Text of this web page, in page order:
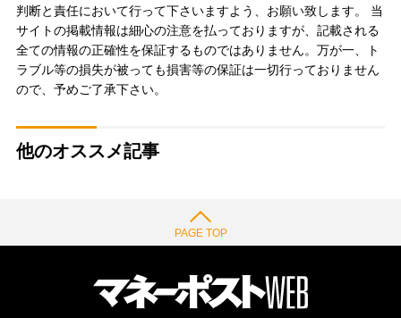
判断と責任において行って下さいますよう、お願い致します。 当
サイトの掲載情報は細心の注意を払っておりますが、記載される
全ての情報の正確性を保証するものではありません。万が一、ト
ラブル等の損失が被っても損害等の保証は一切行っておりません
ので、予めご了承下さい。
他のオススメ記事
PAGE TOP